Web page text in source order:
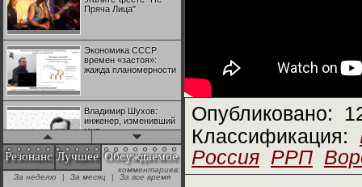
Пряча Лица"
Экономика СССР
времен «застоя»:
жажда планомерности
Владимир Шухов:
инженер, изменивший
мир
"Аркадий Коц" на
эгалите-фесте "Не
Резонанс Лучшее Обсуждаемое
комментариев:
За неделю
| За месяц | За все время
Опубликовано:
Классификация:
Россия РРП